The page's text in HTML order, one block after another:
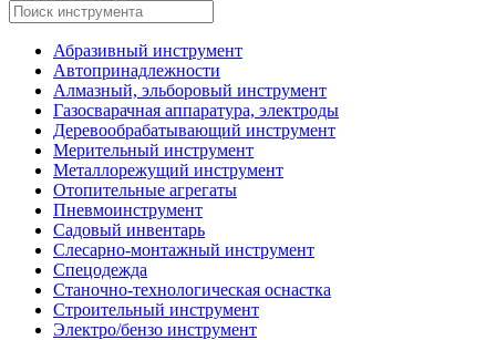
Абразивный инструмент
Автопринадлежности
Алмазный, эльборовый инструмент
Газосварачная аппаратура, электроды
Деревообрабатывающий инструмент
Мерительный инструмент
Металлорежущий инструмент
Отопительные агрегаты
Пневмоинструмент
Садовый инвентарь
Слесарно-монтажный инструмент
Спецодежда
Станочно-технологическая оснастка
Строительный инструмент
Электро/бензо инструмент